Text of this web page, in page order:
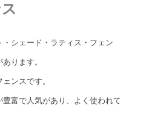
シェード・ラティス・フェン
ります。
ンスです。
富で人気があり、よく使われて